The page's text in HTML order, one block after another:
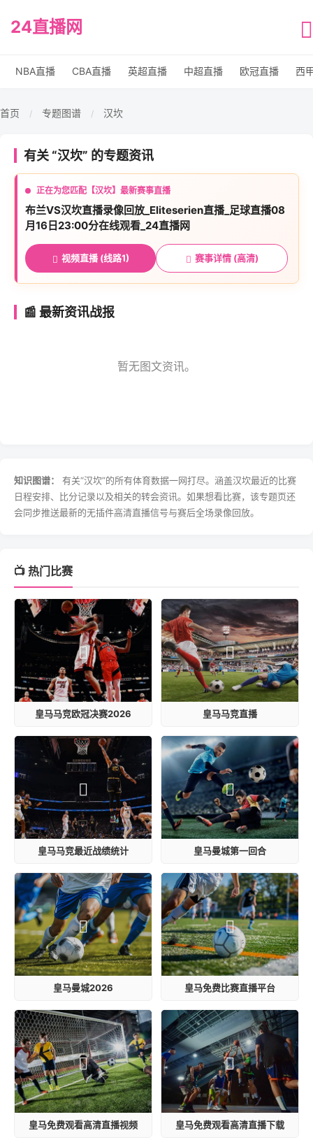
24直播网
NBA直播 CBA直播 英超直播 中超直播 欧冠直播 西
首页 / 专题图谱 / 汉坎
有关 “汉坎” 的专题资讯
正在为您匹配【汉坎】最新赛事直播
布兰VS汉坎直播录像回放_Eliteserien直播_足球直播08
月16日23:00分在线观看_24直播网
视频直播 (线路1) 赛事详情 (高清)
📰 最新资讯战报
暂无图文资讯。
知识图谱：
有关“汉坎”的所有体育数据一网打尽。涵盖汉坎最近的比赛
日程安排、比分记录以及相关的转会资讯。如果想看比赛，该专题页还
会同步推送最新的无插件高清直播信号与赛后全场录像回放。
📺 热门比赛
皇马马竞欧冠决赛2026 皇马马竞直播
皇马马竞最近战绩统计 皇马曼城第一回合
皇马曼城2026 皇马免费比赛直播平台
皇马免费观看高清直播视频 皇马免费观看高清直播下载